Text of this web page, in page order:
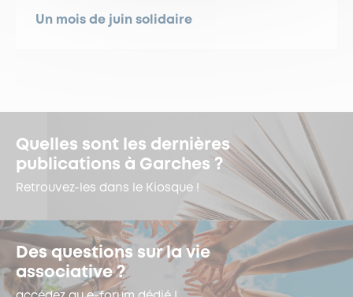
Un mois de juin solidaire
Quelles sont les dernières
publications à Garches ?
Retrouvez-les dans le Kiosque !
Des questions sur la vie
associative ?